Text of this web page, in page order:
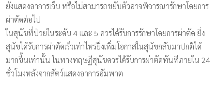
ยังแสดงอาการเจ็บ หรือไม่สามารถขยับตัวอาจพิจารณารักษาโดยการ
ผ่าตัดต่อไป
ในสุนัขที่ป่วยในระดับ 4 และ 5 ควรได้รับการรักษาโดยการผ่าตัด ยิ่ง
สุนัขได้รับการผ่าตัดเร็วเท่าไหร่ยิ่งเพิ่มโอกาสในสุนัขกลับมาปกติได้
มากขึ้นเท่านั้น ในทางทฤษฏีสุนัขควรได้รับการผ่าตัดทันทีภายใน 24
ชั่วโมงหลังจากสัตว์แสดงอาการอัมพาต